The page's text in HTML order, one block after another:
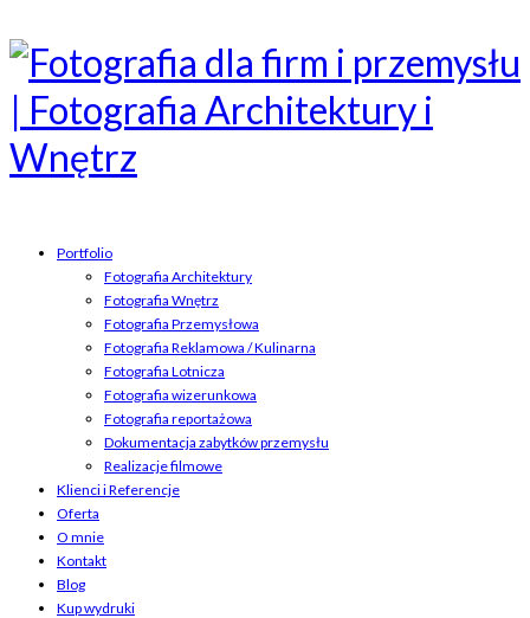
Portfolio
Fotografia Architektury
Fotografia Wnętrz
Fotografia Przemysłowa
Fotografia Reklamowa / Kulinarna
Fotografia Lotnicza
Fotografia wizerunkowa
Fotografia reportażowa
Dokumentacja zabytków przemysłu
Realizacje filmowe
Klienci i Referencje
Oferta
O mnie
Kontakt
Blog
Kup wydruki